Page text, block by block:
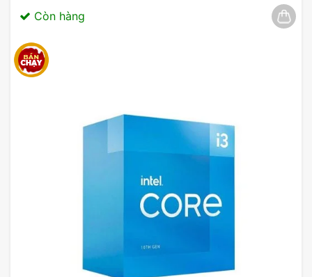
Còn hàng